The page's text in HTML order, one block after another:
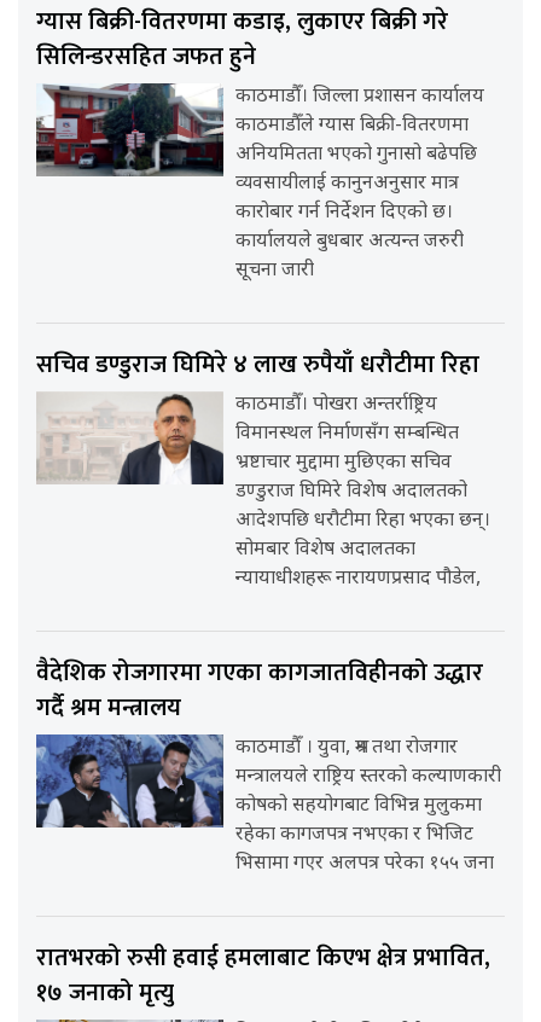
ग्यास बिक्री-वितरणमा कडाइ, लुकाएर बिक्री गरे
सिलिन्डरसहित जफत हुने
काठमाडौँ। जिल्ला प्रशासन कार्यालय
काठमाडौँले ग्यास बिक्री-वितरणमा
अनियमितता भएको गुनासो बढेपछि
व्यवसायीलाई कानुनअनुसार मात्र
कारोबार गर्न निर्देशन दिएको छ।
कार्यालयले बुधबार अत्यन्त जरुरी
सूचना जारी
सचिव डण्डुराज घिमिरे ४ लाख रुपैयाँ धरौटीमा रिहा
काठमाडौँ। पोखरा अन्तर्राष्ट्रिय
विमानस्थल निर्माणसँग सम्बन्धित
भ्रष्टाचार मुद्दामा मुछिएका सचिव
डण्डुराज घिमिरे विशेष अदालतको
आदेशपछि धरौटीमा रिहा भएका छन्।
सोमबार विशेष अदालतका
न्यायाधीशहरू नारायणप्रसाद पौडेल,
वैदेशिक रोजगारमा गएका कागजातविहीनको उद्धार
गर्दै श्रम मन्त्रालय
काठमाडौँ । युवा, श्रम तथा रोजगार
मन्त्रालयले राष्ट्रिय स्तरको कल्याणकारी
कोषको सहयोगबाट विभिन्न मुलुकमा
रहेका कागजपत्र नभएका र भिजिट
भिसामा गएर अलपत्र परेका १५५ जना
रातभरको रुसी हवाई हमलाबाट किएभ क्षेत्र प्रभावित,
१७ जनाको मृत्यु